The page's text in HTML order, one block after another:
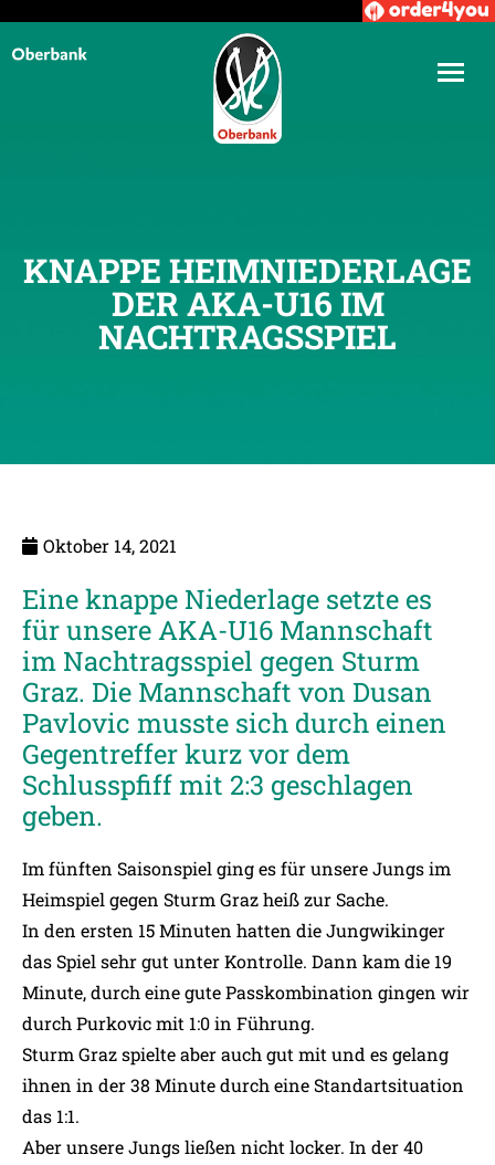
KNAPPE HEIMNIEDERLAGE
DER AKA-U16 IM
NACHTRAGSSPIEL
Oktober 14, 2021
Eine knappe Niederlage setzte es
für unsere AKA-U16 Mannschaft
im Nachtragsspiel gegen Sturm
Graz. Die Mannschaft von Dusan
Pavlovic musste sich durch einen
Gegentreffer kurz vor dem
Schlusspfiff mit 2:3 geschlagen
geben.
Im fünften Saisonspiel ging es für unsere Jungs im
Heimspiel gegen Sturm Graz heiß zur Sache.
In den ersten 15 Minuten hatten die Jungwikinger
das Spiel sehr gut unter Kontrolle. Dann kam die 19
Minute, durch eine gute Passkombination gingen wir
durch Purkovic mit 1:0 in Führung.
Sturm Graz spielte aber auch gut mit und es gelang
ihnen in der 38 Minute durch eine Standartsituation
das 1:1.
Aber unsere Jungs ließen nicht locker. In der 40